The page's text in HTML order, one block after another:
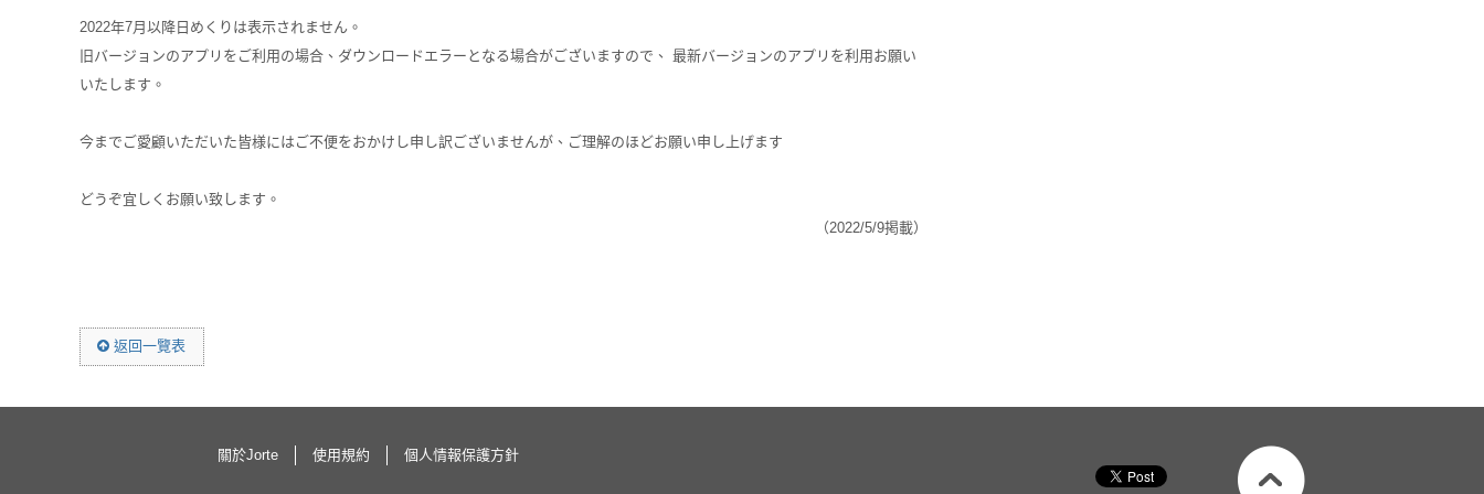
2022年7月以降日めくりは表示されません。
旧バージョンのアプリをご利用の場合、ダウンロードエラーとなる場合がございますので、 最新バージョンのアプリを利用お願い
いたします。
今までご愛顧いただいた皆様にはご不便をおかけし申し訳ございませんが、ご理解のほどお願い申し上げます
どうぞ宜しくお願い致します。
（2022/5/9掲載）
返回一覽表
關於Jorte 使用規約 個人情報保護方針